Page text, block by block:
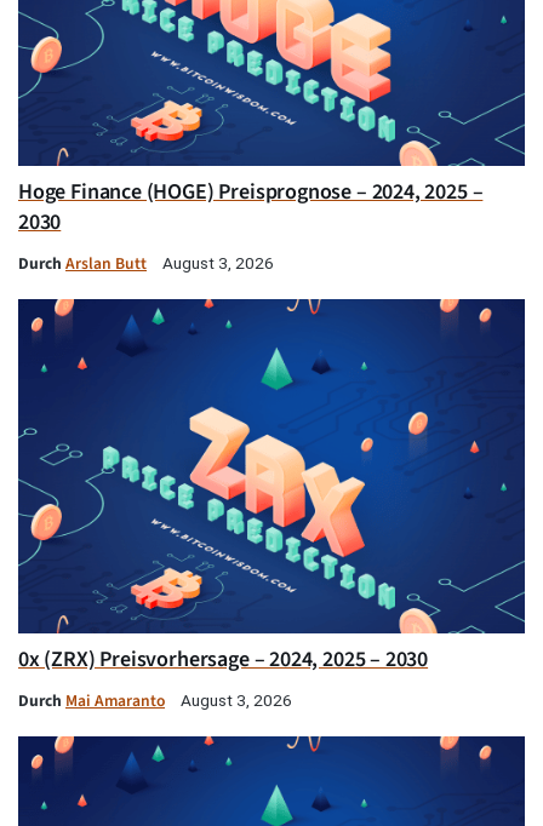
Hoge Finance (HOGE) Preisprognose – 2024, 2025 –
2030
Durch Arslan Butt August 3, 2026
0x (ZRX) Preisvorhersage – 2024, 2025 – 2030
Durch Mai Amaranto August 3, 2026